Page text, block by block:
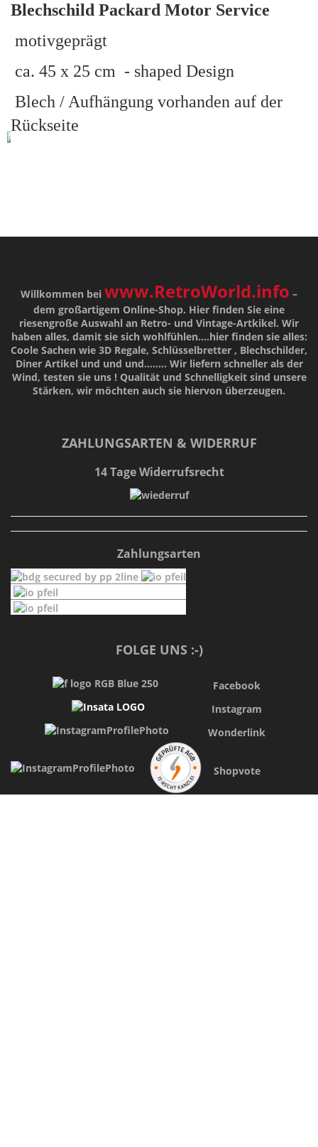
Blechschild Packard Motor Service
motivgeprägt
ca. 45 x 25 cm - shaped Design
Blech / Aufhängung vorhanden auf der
Rückseite
Willkommen bei www.RetroWorld.info –
dem großartigem Online-Shop. Hier finden Sie eine
riesengroße Auswahl an Retro- und Vintage-Artkikel. Wir
haben alles, damit sie sich wohlfühlen....hier finden sie alles:
Coole Sachen wie 3D Regale, Schlüsselbretter , Blechschilder,
Diner Artikel und und und........ Wir liefern schneller als der
Wind, testen sie uns ! Qualitätund Schnelligkeitsind unsere
Stärken, wir möchten auch sie hiervon überzeugen.
ZAHLUNGSARTEN & WIDERRUF
14 Tage Widerrufsrecht
Zahlungsarten
FOLGE UNS :-)
Facebook
Instagram
Wonderlink
Shopvote